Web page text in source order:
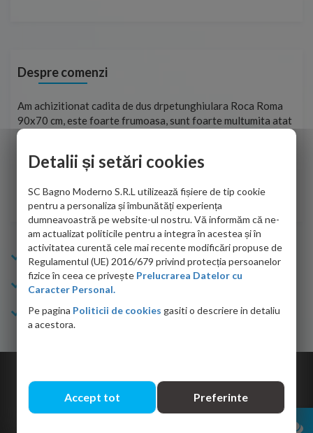
Despre comenzi
Am achizitionat cadita de dus drpetunghiulara Roca Roma
90x70 cm, este foarte frumoasa, sunt foarte multumita atat
de personalul firmei dvs. cu care am colaborat in obtinerea
adus coletul in siguranta.Numai bine, va doresc!
Sofrone Viviana -28.07.2026
Info Bagno
Cumparaturi
Suport clienti
Detalii și setări cookies
SC Bagno Moderno S.R.L utilizează fișiere de tip cookie
pentru a personaliza și îmbunătăți experiența
dumneavoastră pe website-ul nostru. Vă informăm că ne-
am actualizat politicile pentru a integra în acestea și în
activitatea curentă cele mai recente modificări propuse de
Regulamentul (UE) 2016/679 privind protecția persoanelor
fizice în ceea ce privește Prelucrarea Datelor cu
Caracter Personal.
Pe pagina Politicii de cookies gasiti o descriere in detaliu
a acestora.
Accept tot Preferinte